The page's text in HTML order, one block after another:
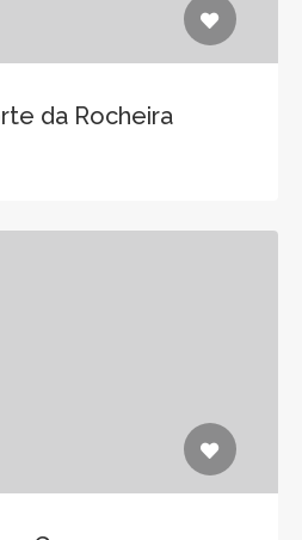
da Rocheira